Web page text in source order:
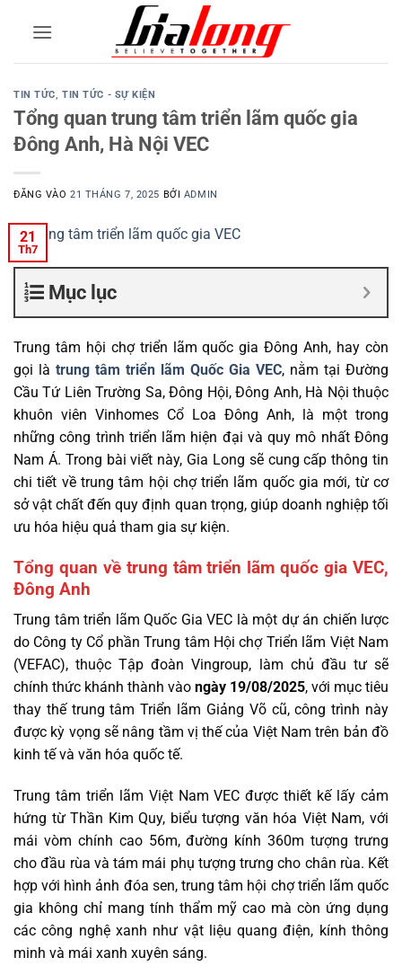
TIN TỨC,TIN TỨC - SỰ KIỆN
Tổng quan trung tâm triển lãm quốc gia
Đông Anh, Hà Nội VEC
ĐĂNG VÀO21 THÁNG 7, 2025 BỞI ADMIN
21
Th7
Mục lục
Trung tâm hội chợ triển lãm quốc gia Đông Anh, hay còn
gọi là trung tâm triển lãm Quốc Gia VEC, nằm tại Đường
Cầu Tứ Liên Trường Sa, Đông Hội, Đông Anh, Hà Nội thuộc
khuôn viên Vinhomes Cổ Loa Đông Anh, là một trong
những công trình triển lãm hiện đại và quy mô nhất Đông
Nam Á. Trong bài viết này, Gia Long sẽ cung cấp thông tin
chi tiết về trung tâm hội chợ triển lãm quốc gia mới​, từ cơ
sở vật chất đến quy định quan trọng, giúp doanh nghiệp tối
ưu hóa hiệu quả tham gia sự kiện.
Tổng quan về trung tâm triển lãm quốc gia VEC,
Đông Anh
Trung tâm triển lãm Quốc Gia VEC là một dự án chiến lược
do Công ty Cổ phần Trung tâm Hội chợ Triển lãm Việt Nam
(VEFAC), thuộc Tập đoàn Vingroup, làm chủ đầu tư sẽ
chính thức khánh thành vào ngày 19/08/2025, với mục tiêu
thay thế trung tâm Triển lãm Giảng Võ cũ, công trình này
được kỳ vọng sẽ nâng tầm vị thế của Việt Nam trên bản đồ
kinh tế và văn hóa quốc tế.
Trung tâm triển lãm Việt Nam VEC được thiết kế lấy cảm
hứng từ Thần Kim Quy, biểu tượng văn hóa Việt Nam, với
mái vòm chính cao 56m, đường kính 360m tượng trưng
cho đầu rùa và tám mái phụ tượng trưng cho chân rùa. Kết
hợp với hình ảnh đóa sen, trung tâm hội chợ triển lãm quốc
gia không chỉ mang tính thẩm mỹ cao mà còn ứng dụng
các công nghệ xanh như vật liệu quang điện, kính thông
minh và mái xanh xuyên sáng.